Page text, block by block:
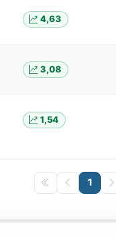
4,63
3,08
1,54
1